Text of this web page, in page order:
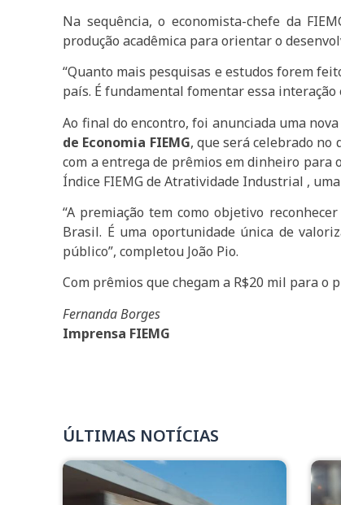
Na sequência, o economista-chefe da
produção acadêmica para orientar o
“Quanto mais pesquisas e estudos forem
país. É fundamental fomentar essa
Ao final do encontro, foi anunciada uma
de Economia FIEMG, que será celebrado no
com a entrega de prêmios em dinheiro para
Índice FIEMG de Atratividade Industrial ,
“A premiação tem como objetivo
Brasil. É uma oportunidade única de
público”, completou João Pio.
Com prêmios que chegam a R$20 mil para
Fernanda Borges
Imprensa FIEMG
ÚLTIMAS NOTÍCIAS